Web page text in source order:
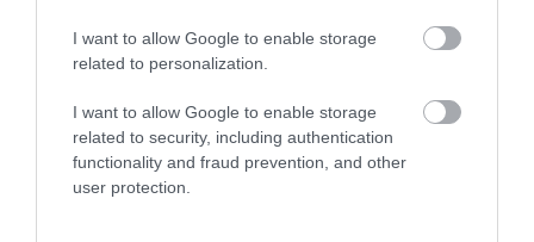
I want to allow Google to enable storage
related to personalization.
I want to allow Google to enable storage
related to security, including authentication
functionality and fraud prevention, and other
user protection.
a téli hónapokban kevés jut, így nem
csoda, hogy a napfénymentes hónapok…